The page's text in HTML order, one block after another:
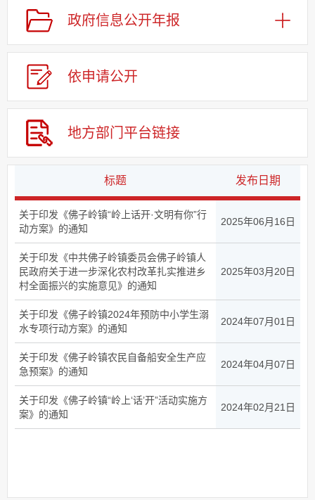
政府信息公开年报
依申请公开
地方部门平台链接
标题 发布日期
关于印发《佛子岭镇“岭上话开·文明有你”行
动方案》的通知
2025年06月16日
关于印发《中共佛子岭镇委员会佛子岭镇人
民政府关于进一步深化农村改革扎实推进乡
村全面振兴的实施意见》的通知
2025年03月20日
关于印发《佛子岭镇2024年预防中小学生溺
水专项行动方案》的通知
2024年07月01日
关于印发《佛子岭镇农民自备船安全生产应
急预案》的通知
2024年04月07日
关于印发《佛子岭镇“岭上‘话’开”活动实施方
案》的通知
2024年02月21日